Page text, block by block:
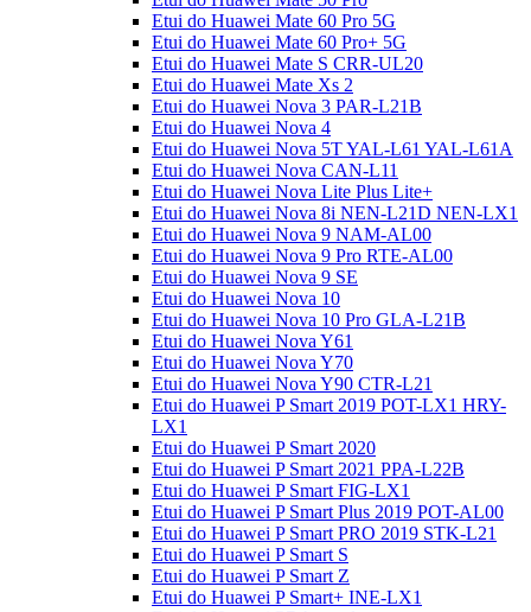
Etui do Huawei Mate 60 Pro 5G
Etui do Huawei Mate 60 Pro+ 5G
Etui do Huawei Mate S CRR-UL20
Etui do Huawei Mate Xs 2
Etui do Huawei Nova 3 PAR-L21B
Etui do Huawei Nova 4
Etui do Huawei Nova 5T YAL-L61 YAL-L61A
Etui do Huawei Nova CAN-L11
Etui do Huawei Nova Lite Plus Lite+
Etui do Huawei Nova 8i NEN-L21D NEN-LX1
Etui do Huawei Nova 9 NAM-AL00
Etui do Huawei Nova 9 Pro RTE-AL00
Etui do Huawei Nova 9 SE
Etui do Huawei Nova 10
Etui do Huawei Nova 10 Pro GLA-L21B
Etui do Huawei Nova Y61
Etui do Huawei Nova Y70
Etui do Huawei Nova Y90 CTR-L21
Etui do Huawei P Smart 2019 POT-LX1 HRY-
LX1
Etui do Huawei P Smart 2020
Etui do Huawei P Smart 2021 PPA-L22B
Etui do Huawei P Smart FIG-LX1
Etui do Huawei P Smart Plus 2019 POT-AL00
Etui do Huawei P Smart PRO 2019 STK-L21
Etui do Huawei P Smart S
Etui do Huawei P Smart Z
Etui do Huawei P Smart+ INE-LX1